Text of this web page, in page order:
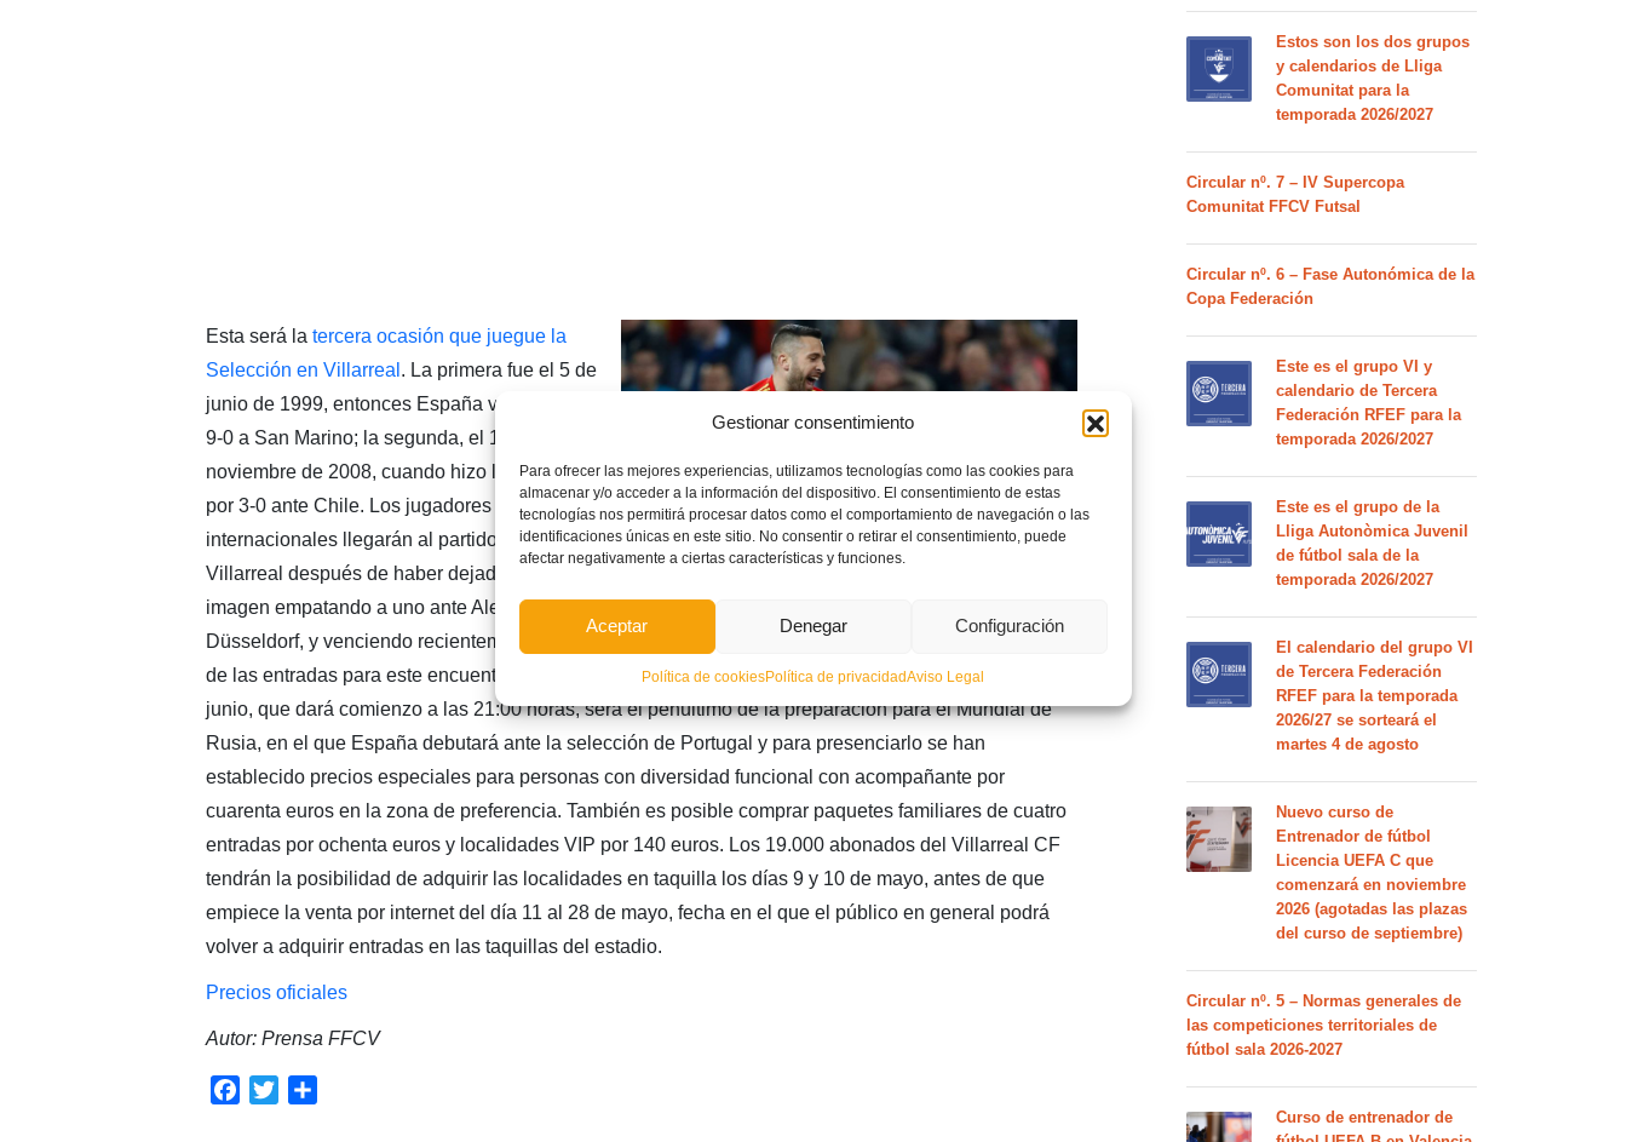
Gestionar consentimiento
Para ofrecer las mejores experiencias, utilizamos tecnologías como las cookies para
almacenar y/o acceder a la información del dispositivo. El consentimiento de estas
tecnologías nos permitirá procesar datos como el comportamiento de navegación o las
identificaciones únicas en este sitio. No consentir o retirar el consentimiento, puede
afectar negativamente a ciertas características y funciones.
Aceptar Denegar Configuración
Política de cookiesPolítica de privacidadAviso Legal
Esta será la tercera ocasión que juegue la
Selección en Villarreal . La primera fue el 5 de
junio de 1999, entonces España venció por
9-0 a San Marino; la segunda, el 19 de
noviembre de 2008, cuando hizo lo propio
por 3-0 ante Chile. Los jugadores
internacionales llegarán al partido de
Villarreal después de haber dejado una gran
imagen empatando a uno ante Alemania en
Düsseldorf, y venciendo recientemente por 6-1 a Argentina en el Wanda Metropolitano. Los precios
de las entradas para este encuentro oscilan entre los 20 y los 70 euros. El encuentro del próximo 3 de
junio, que dará comienzo a las 21:00 horas, será el penúltimo de la preparación para el Mundial de
Rusia, en el que España debutará ante la selección de Portugal y para presenciarlo se han
establecido precios especiales para personas con diversidad funcional con acompañante por
cuarenta euros en la zona de preferencia. También es posible comprar paquetes familiares de cuatro
entradas por ochenta euros y localidades VIP por 140 euros. Los 19.000 abonados del Villarreal CF
tendrán la posibilidad de adquirir las localidades en taquilla los días 9 y 10 de mayo, antes de que
empiece la venta por internet del día 11 al 28 de mayo, fecha en el que el público en general podrá
volver a adquirir entradas en las taquillas del estadio.
Precios oficiales
Autor: Prensa FFCV
Facebook
Twitter
Estos son los dos grupos
y calendarios de Lliga
Comunitat para la
temporada 2026/2027
Circular nº. 7 – IV Supercopa
Comunitat FFCV Futsal
Circular nº. 6 – Fase Autonómica de la
Copa Federación
Este es el grupo VI y
calendario de Tercera
Federación RFEF para la
temporada 2026/2027
Este es el grupo de la
Lliga Autonòmica Juvenil
de fútbol sala de la
temporada 2026/2027
El calendario del grupo VI
de Tercera Federación
RFEF para la temporada
2026/27 se sorteará el
martes 4 de agosto
Nuevo curso de
Entrenador de fútbol
Licencia UEFA C que
comenzará en noviembre
2026 (agotadas las plazas
del curso de septiembre)
Circular nº. 5 – Normas generales de
las competiciones territoriales de
fútbol sala 2026-2027
Curso de entrenador de